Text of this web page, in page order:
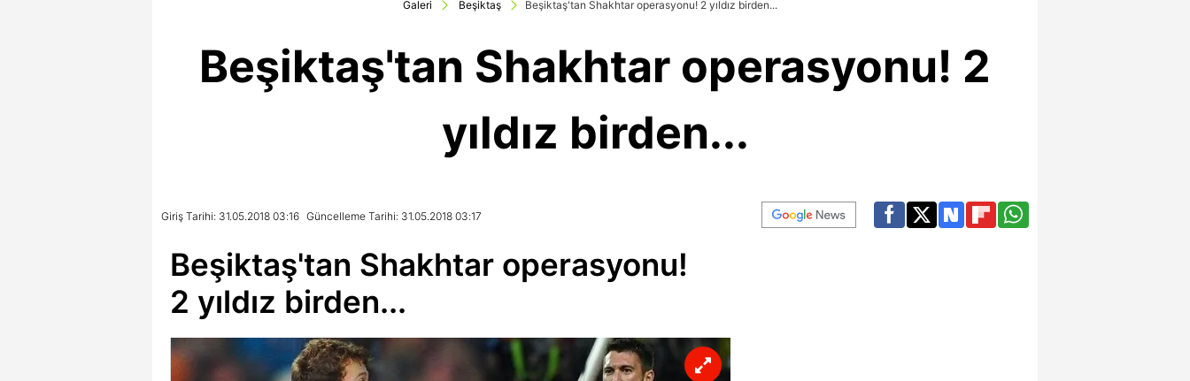
Galeri Beşiktaş Beşiktaş'tan Shakhtar operasyonu! 2 yıldız birden...
Beşiktaş'tan Shakhtar operasyonu! 2
yıldız birden...
Giriş Tarihi: 31.05.2018 03:16 Güncelleme Tarihi: 31.05.2018 03:17
Beşiktaş'tan Shakhtar operasyonu!
2 yıldız birden...